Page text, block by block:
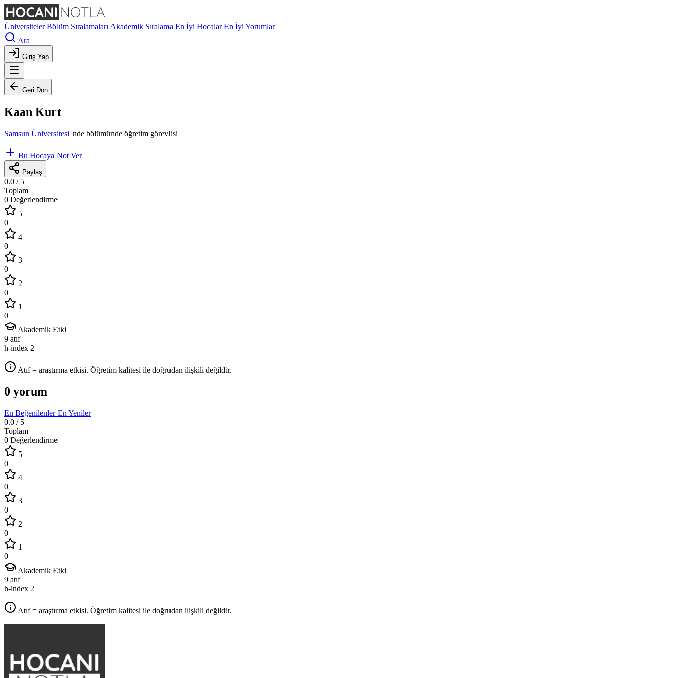
ÜniversitelerBölüm Sıralamaları Akademik Sıralama En İyi HocalarEn İyi Yorumlar
Ara
Giriş Yap
Geri Dön
Kaan Kurt
Samsun Üniversitesi 'nde bölümünde öğretim görevlisi
Bu Hocaya Not Ver
Paylaş
0.0 / 5
Toplam
0 Değerlendirme
5
0
4
0
3
0
2
0
1
0
Akademik Etki
9 atıf
h-index 2
Atıf = araştırma etkisi. Öğretim kalitesi ile doğrudan ilişkili değildir.
0 yorum
En BeğenilenlerEn Yeniler
0.0 / 5
Toplam
0 Değerlendirme
5
0
4
0
3
0
2
0
1
0
Akademik Etki
9 atıf
h-index 2
Atıf = araştırma etkisi. Öğretim kalitesi ile doğrudan ilişkili değildir.